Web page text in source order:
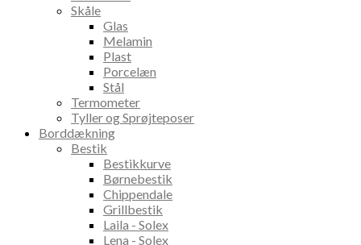
Skåle
Glas
Melamin
Plast
Porcelæn
Stål
Termometer
Tyller og Sprøjteposer
Borddækning
Bestik
Bestikkurve
Børnebestik
Chippendale
Grillbestik
Laila - Solex
Lena - Solex